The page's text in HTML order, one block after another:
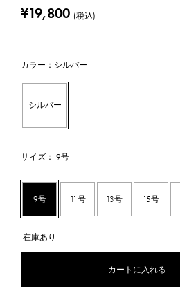
¥19,800 (税込)
カラー：シルバー
シルバー
サイズ： 9号
9号 11号 13号 15号
在庫あり
カートに入れる